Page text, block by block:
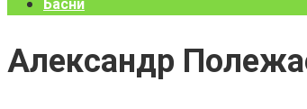
Басни
Александр